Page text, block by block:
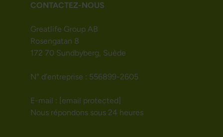
CONTACTEZ-NOUS
Greatlife Group AB
Rosengatan 8
172 70 Sundbyberg, Suède
N° d’entreprise : 556899-2605
E-mail : [email protected]
Nous répondons sous 24 heures